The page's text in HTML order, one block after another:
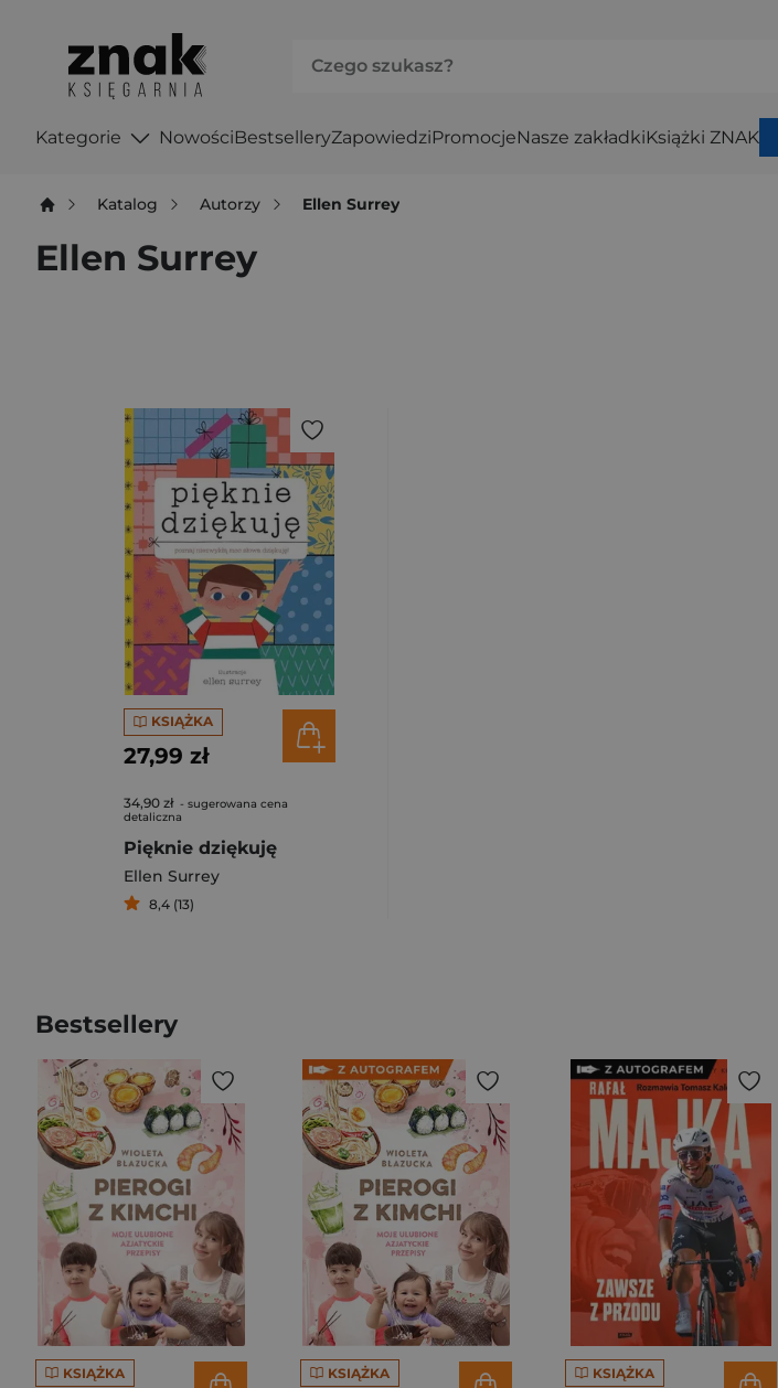
Kategorie NowościBestselleryZapowiedziPromocjeNasze zakładkiKsiążki ZNAK
Katalog Autorzy Ellen Surrey
Ellen Surrey
KSIĄŻKA
27,99 zł
34,90 zł - sugerowana cena
detaliczna
Pięknie dziękuję
Ellen Surrey
8,4 (13)
Bestsellery
KSIĄŻKA KSIĄŻKA KSIĄŻKA